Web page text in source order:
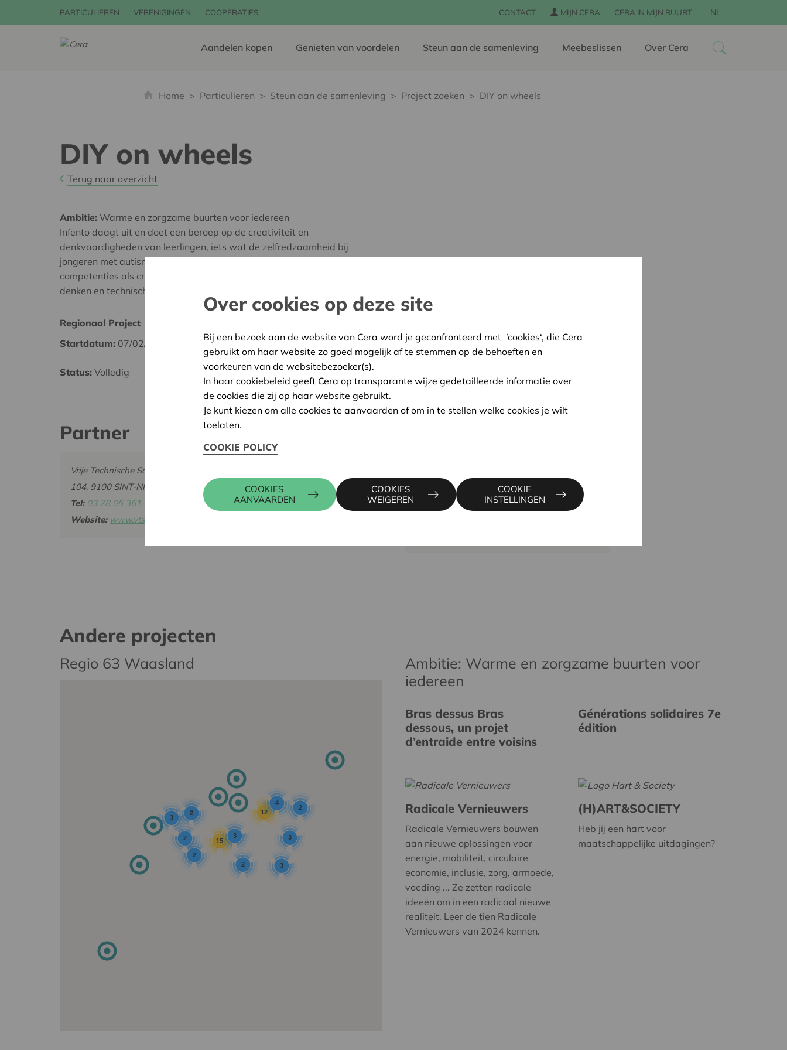
PARTICULIEREN VERENIGINGEN COOPERATIES CONTACT MIJN CERA CERA IN MIJN BUURT NL
Aandelen kopen Genieten van voordelen Steun aan de samenleving Meebeslissen Over Cera
Home Particulieren Steun aan de samenleving Project zoeken DIY on wheels
DIY on wheels
Terug naar overzicht
Ambitie: Warme en zorgzame buurten voor iedereen
Infento daagt uit en doet een beroep op de creativiteit en
denkvaardigheden van leerlingen, iets wat de zelfredzaamheid bij
jongeren met autismespectrumstoornis versterkt. Hiermee willen ze de
competenties als creativiteit, probleemoplossend vermogen, kritisch
denken en technisch inzicht stimuleren.
Regionaal Project
Startdatum: 07/02/2023
Status: Volledig
Datum: 07/11/2023
Beslissing:In aanvraag
Partner
Vrije Technische Scholen van Sint-Niklaas - VTS 3 BuSO, BREEDSTRAAT
104, 9100 SINT-NIKLAAS
Tel: 03 78 05 361
Website: www.vts3.space
ALAIN BAECK
016 27 96 03
Andere projecten
Regio 63 Waasland
3
3
15
12
3
2
3
2
4
2
2
2
Ambitie: Warme en zorgzame buurten voor
iedereen
Bras dessus Bras
dessous, un projet
d’entraide entre voisins
Générations solidaires 7e
édition
Radicale Vernieuwers
Radicale Vernieuwers bouwen
aan nieuwe oplossingen voor
energie, mobiliteit, circulaire
economie, inclusie, zorg, armoede,
voeding ... Ze zetten radicale
ideeën om in een radicaal nieuwe
realiteit. Leer de tien Radicale
Vernieuwers van 2024 kennen.
(H)ART&SOCIETY
Heb jij een hart voor
maatschappelijke uitdagingen?
Over cookies op deze site
Bij een bezoek aan de website van Cera word je geconfronteerd met ’cookies‘, die Cera
gebruikt om haar website zo goed mogelijk af te stemmen op de behoeften en
voorkeuren van de websitebezoeker(s).
In haar cookiebeleid geeft Cera op transparante wijze gedetailleerde informatie over
de cookies die zij op haar website gebruikt.
Je kunt kiezen om alle cookies te aanvaarden of om in te stellen welke cookies je wilt
toelaten.
COOKIE POLICY
COOKIES
AANVAARDEN
COOKIES
WEIGEREN
COOKIE
INSTELLINGEN